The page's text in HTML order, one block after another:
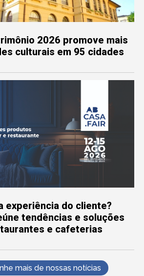
2026 promove mais
culturais em 95 cidades
experiência do cliente?
tendências e soluções
e cafeterias
mais de nossas notícias